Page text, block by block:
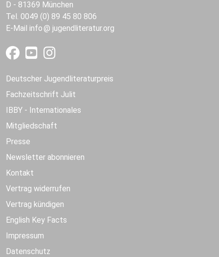
D - 81369 München
Tel. 0049 (0) 89 45 80 806
E-Mail info jugendliteratur.org
Deutscher Jugendliteraturpreis
Fachzeitschrift Julit
IBBY - Internationales
Mitgliedschaft
Presse
Newsletter abonnieren
Kontakt
Vertrag widerrufen
Vertrag kündigen
English Key Facts
Impressum
Datenschutz